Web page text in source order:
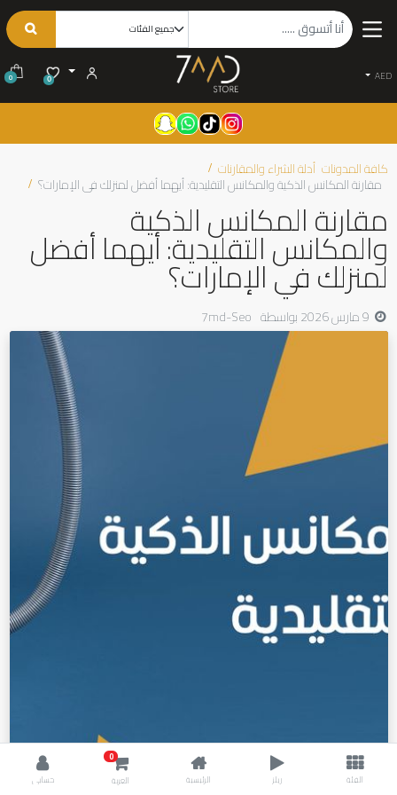
AED
0
0
كافة المدونات أدلة الشراء والمقارنات
مقارنة المكانس الذكية والمكانس التقليدية: أيهما أفضل لمنزلك في الإمارات؟
مقارنة المكانس الذكية
والمكانس التقليدية: أيهما أفضل
لمنزلك في الإمارات؟
9 مارس 2026 بواسطة 7md-Seo
الفئة ريلز الرئيسية
0
العربة
حسابي